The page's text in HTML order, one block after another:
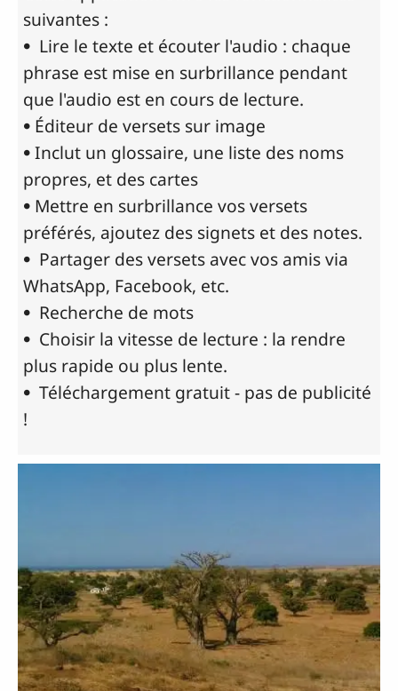
suivantes :
• Lire le texte et écouter l'audio : chaque
phrase est mise en surbrillance pendant
que l'audio est en cours de lecture.
• Éditeur de versets sur image
• Inclut un glossaire, une liste des noms
propres, et des cartes
• Mettre en surbrillance vos versets
préférés, ajoutez des signets et des notes.
• Partager des versets avec vos amis via
WhatsApp, Facebook, etc.
• Recherche de mots
• Choisir la vitesse de lecture : la rendre
plus rapide ou plus lente.
• Téléchargement gratuit - pas de publicité
!